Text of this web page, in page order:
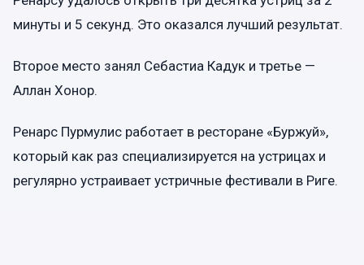
минуты и 5 секунд. Это оказался лучший результат.
Второе место занял Себастиа Кадук и третье —
Аллан Хонор.
Ренарс Пурмулис работает в ресторане «Буржуй»,
который как раз специализируется на устрицах и
регулярно устраивает устричные фестивали в Риге.